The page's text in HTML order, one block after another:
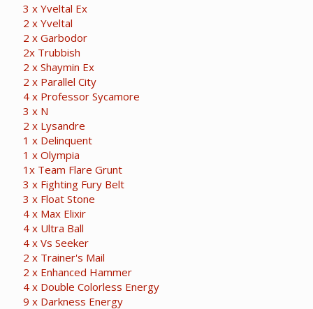
3 x Yveltal Ex
2 x Yveltal
2 x Garbodor
2x Trubbish
2 x Shaymin Ex
2 x Parallel City
4 x Professor Sycamore
3 x N
2 x Lysandre
1 x Delinquent
1 x Olympia
1x Team Flare Grunt
3 x Fighting Fury Belt
3 x Float Stone
4 x Max Elixir
4 x Ultra Ball
4 x Vs Seeker
2 x Trainer's Mail
2 x Enhanced Hammer
4 x Double Colorless Energy
9 x Darkness Energy